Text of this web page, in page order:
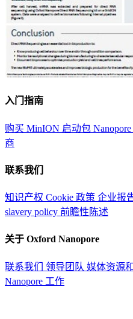
入门指南
购买 MinION 启动包
商
联系我们
知识产权 Cookie 政策 企业报
slavery policy 前瞻性陈述
关于 Oxford Nanopore
联系我们 领导团队 媒体资源
Nanopore 工作